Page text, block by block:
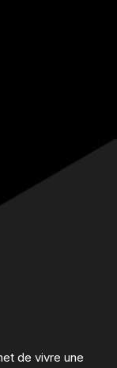
de vivre une